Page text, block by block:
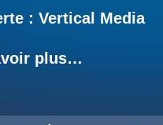
: Vertical Media
plus…